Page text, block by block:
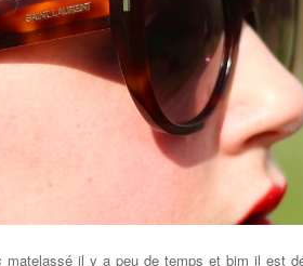
matelassé il y a peu de temps et bim il est